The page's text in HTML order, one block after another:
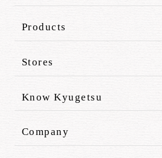
Products
Stores
Know Kyugetsu
Company